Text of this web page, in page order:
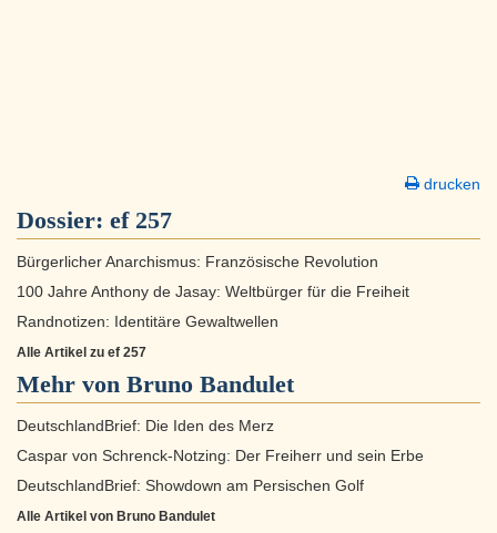
drucken
Dossier: ef 257
Bürgerlicher Anarchismus: Französische Revolution
100 Jahre Anthony de Jasay: Weltbürger für die Freiheit
Randnotizen: Identitäre Gewaltwellen
Alle Artikel zu ef 257
Mehr von Bruno Bandulet
DeutschlandBrief: Die Iden des Merz
Caspar von Schrenck-Notzing: Der Freiherr und sein Erbe
DeutschlandBrief: Showdown am Persischen Golf
Alle Artikel von Bruno Bandulet